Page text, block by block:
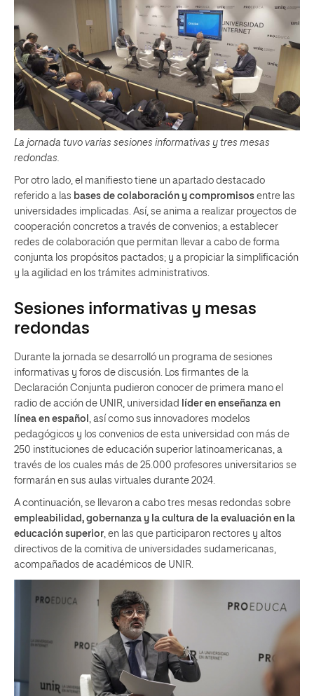
La jornada tuvo varias sesiones informativas y tres mesas
redondas.
Por otro lado, el manifiesto tiene un apartado destacado
referido a las bases de colaboración y compromisos entre las
universidades implicadas. Así, se anima a realizar proyectos de
cooperación concretos a través de convenios; a establecer
redes de colaboración que permitan llevar a cabo de forma
conjunta los propósitos pactados; y a propiciar la simplificación
y la agilidad en los trámites administrativos.
Sesiones informativas y mesas
redondas
Durante la jornada se desarrolló un programa de sesiones
informativas y foros de discusión. Los firmantes de la
Declaración Conjunta pudieron conocer de primera mano el
radio de acción de UNIR, universidad
líder en enseñanza en
línea en español , así como sus innovadores modelos
pedagógicos y los convenios de esta universidad con más de
250 instituciones de educación superior latinoamericanas, a
través de los cuales más de 25.000 profesores universitarios se
formarán en sus aulas virtuales durante 2024.
A continuación, se llevaron a cabo tres mesas redondas sobre
empleabilidad, gobernanza y la cultura de la evaluación en la
educación superior, en las que participaron rectores y altos
directivos de la comitiva de universidades sudamericanas,
acompañados de académicos de UNIR.